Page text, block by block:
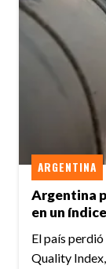
Argentina
en un
ARGENTINA
El país
Quality